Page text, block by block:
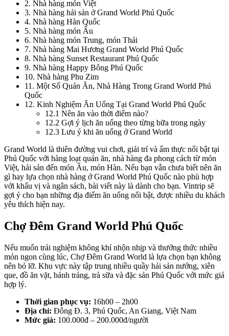
2. Nhà hàng món Việt
3. Nhà hàng hải sản ở Grand World Phú Quốc
4. Nhà hàng Hàn Quốc
5. Nhà hàng món Âu
6. Nhà hàng món Trung, món Thái
7. Nhà hàng Mai Hương Grand World Phú Quốc
8. Nhà hàng Sunset Restaurant Phú Quốc
9. Nhà hàng Happy Bông Phú Quốc
10. Nhà hàng Phu Zim
11 . Một Số Quán Ăn, Nhà Hàng Trong Grand World Phú
Quốc
12. Kinh Nghiệm Ăn Uống Tại Grand World Phú Quốc
12.1 Nên ăn vào thời điểm nào?
12.2 Gợi ý lịch ăn uống theo từng bữa trong ngày
12.3 Lưu ý khi ăn uống ở Grand World
Grand World là thiên đường vui chơi, giải trí và ẩm thực nổi bật tại
Phú Quốc với hàng loạt quán ăn, nhà hàng đa phong cách từ món
Việt, hải sản đến món Âu, món Hàn. Nếu bạn vẫn chưa biết nên ăn
gì hay lựa chọn nhà hàng ở Grand World Phú Quốc nào phù hợp
với khẩu vị và ngân sách, bài viết này là dành cho bạn. Vintrip sẽ
gợi ý cho bạn những địa điểm ăn uống nổi bật, được nhiều du khách
yêu thích hiện nay.
Chợ Đêm Grand World Phú Quốc
Nếu muốn trải nghiệm không khí nhộn nhịp và thưởng thức nhiều
món ngon cùng lúc, Chợ Đêm Grand World là lựa chọn bạn không
nên bỏ lỡ. Khu vực này tập trung nhiều quầy hải sản nướng, xiên
que, đồ ăn vặt, bánh tráng, trà sữa và đặc sản Phú Quốc với mức giá
hợp lý.
Thời gian phục vụ: 16h00 – 2h00
Địa chỉ: Đông Đ. 3, Phú Quốc, An Giang, Việt Nam
Mức giá: 100.000đ – 200.000đ/người